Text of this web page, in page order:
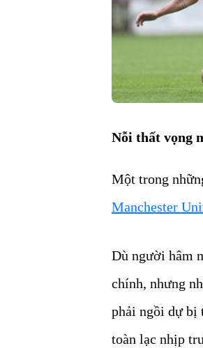
Nỗi thất vọng
Một trong
Manchester
Dù người hâm
chính, nhưng
phải ngồi dự bị
toàn lạc nhịp